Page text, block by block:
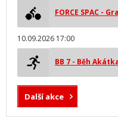
FORCE SPAC -
10.09.2026 17:00
BB 7 - Běh
Další akce